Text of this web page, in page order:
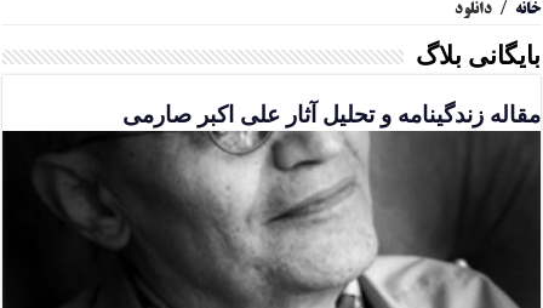
خانه / دانلود
بایگانی بلاگ
مقاله زندگینامه و تحلیل آثار علی اکبر صارمی